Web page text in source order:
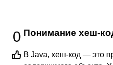
0 Понимание хеш-
В Java, хеш-код — это